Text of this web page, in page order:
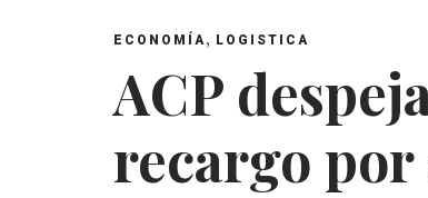
ECONOMÍA , LOGISTICA
ACP
recargo